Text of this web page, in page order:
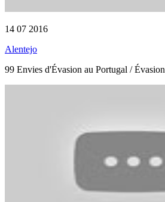
14 07 2016
Alentejo
99 Envies d'Évasion au Portugal / Évasion